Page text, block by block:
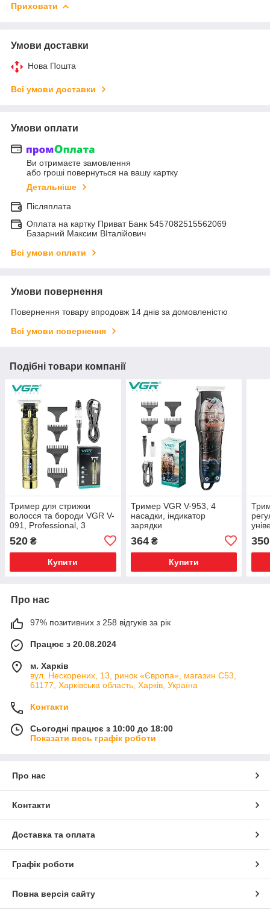
Приховати
Умови доставки
Нова Пошта
Всі умови доставки
Умови оплати
Ви отримаєте замовлення
або гроші повернуться на вашу картку
Детальніше
Післяплата
Оплата на картку Приват Банк 5457082515562069
Базарний Максим ВІталійович
Всі умови оплати
Умови повернення
Повернення товару впродовж 14 днів за домовленістю
Всі умови повернення
Подібні товари компанії
Тример для стрижки
волосся та бороди VGR V-
091, Professional, 3
520 ₴
Купити
Тример VGR V-953, 4
насадки, індикатор
зарядки
364₴
Купити
350
Про нас
97% позитивних з 258 відгуків за рік
Працює з 20.08.2024
м. Харків
вул. Нескорених, 13, ринок «Європа», магазин С53,
61177, Харківська область, Харків, Україна
Контакти
Сьогодні працює з 10:00 до 18:00
Показати весь графік роботи
Про нас
Контакти
Доставка та оплата
Графік роботи
Повна версія сайту